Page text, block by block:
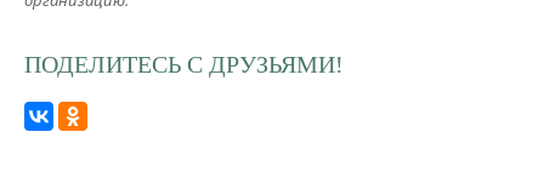
ПОДЕЛИТЕСЬ С ДРУЗЬЯМИ!